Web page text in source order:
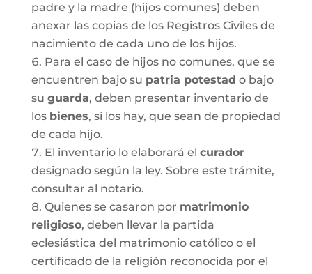
padre y la madre (hijos comunes) deben
anexar las copias de los Registros Civiles de
nacimiento de cada uno de los hijos.
Para el caso de hijos no comunes, que se
encuentren bajo su patria potestad o bajo
su guarda, deben presentar inventario de
los bienes, si los hay, que sean de propiedad
de cada hijo.
El inventario lo elaborará el curador
designado según la ley. Sobre este trámite,
consultar al notario.
Quienes se casaron por matrimonio
religioso, deben llevar la partida
eclesiástica del matrimonio católico o el
certificado de la religión reconocida por el